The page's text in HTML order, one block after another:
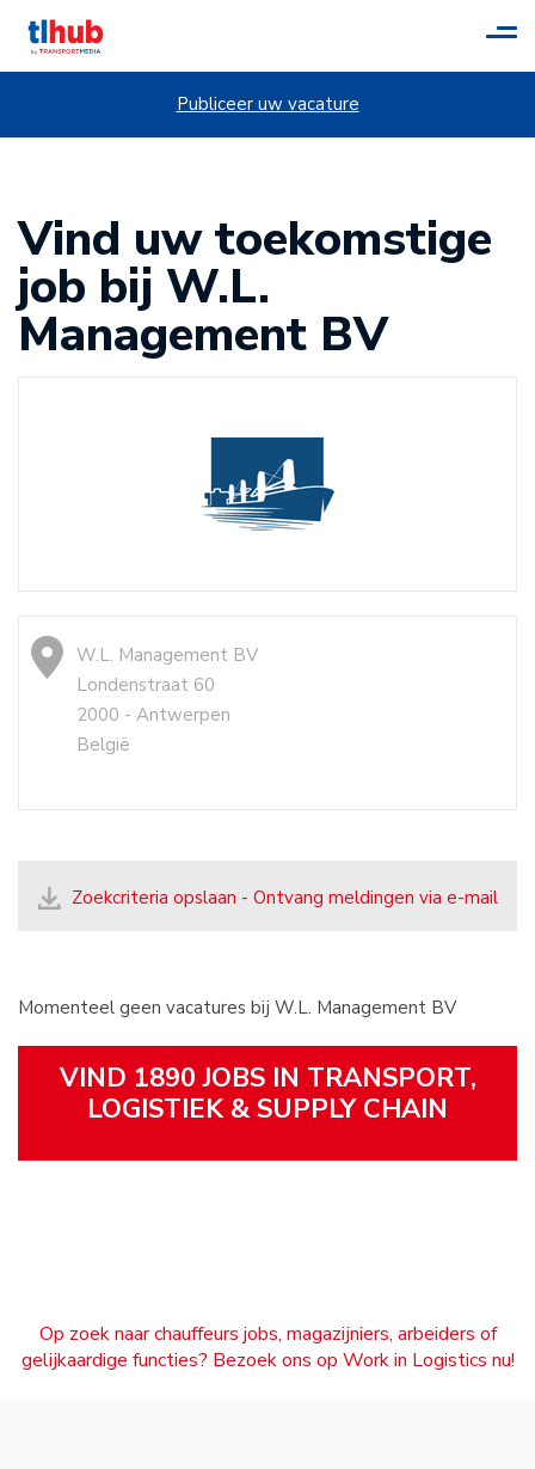
Publiceer uw vacature
Vind uw toekomstige
job bij W.L.
Management BV
W.L. Management BV
Londenstraat 60
2000 - Antwerpen
België
Zoekcriteria opslaan - Ontvang meldingen via e-mail
Momenteel geen vacatures bij W.L. Management BV
VIND 1890 JOBS IN TRANSPORT,
LOGISTIEK & SUPPLY CHAIN
Op zoek naar chauffeurs jobs, magazijniers, arbeiders of
gelijkaardige functies? Bezoek ons op Work in Logistics nu!